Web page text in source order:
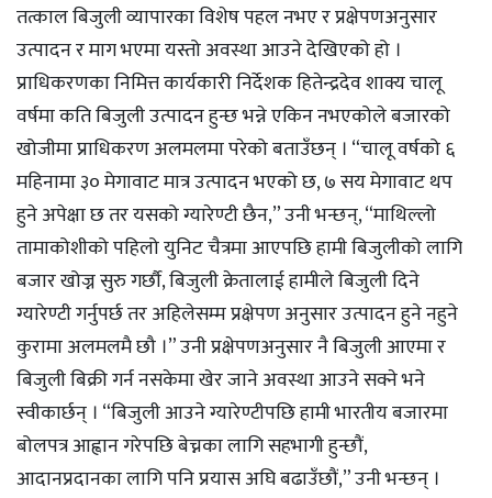
तत्काल बिजुली व्यापारका विशेष पहल नभए र प्रक्षेपणअनुसार
उत्पादन र माग भएमा यस्तो अवस्था आउने देखिएको हो ।
प्राधिकरणका निमित्त कार्यकारी निर्देशक हितेन्द्रदेव शाक्य चालू
वर्षमा कति बिजुली उत्पादन हुन्छ भन्ने एकिन नभएकोले बजारको
खोजीमा प्राधिकरण अलमलमा परेको बताउँछन् । “चालू वर्षको ६
महिनामा ३० मेगावाट मात्र उत्पादन भएको छ, ७ सय मेगावाट थप
हुने अपेक्षा छ तर यसको ग्यारेण्टी छैन,” उनी भन्छन्, “माथिल्लो
तामाकोशीको पहिलो युनिट चैत्रमा आएपछि हामी बिजुलीको लागि
बजार खोज्न सुरु गर्छौ, बिजुली क्रेतालाई हामीले बिजुली दिने
ग्यारेण्टी गर्नुपर्छ तर अहिलेसम्म प्रक्षेपण अनुसार उत्पादन हुने नहुने
कुरामा अलमलमै छौ ।” उनी प्रक्षेपणअनुसार नै बिजुली आएमा र
बिजुली बिक्री गर्न नसकेमा खेर जाने अवस्था आउने सक्ने भने
स्वीकार्छन् । “बिजुली आउने ग्यारेण्टीपछि हामी भारतीय बजारमा
बोलपत्र आह्वान गरेपछि बेच्नका लागि सहभागी हुन्छौं,
आदानप्रदानका लागि पनि प्रयास अघि बढाउँछौं,” उनी भन्छन् ।